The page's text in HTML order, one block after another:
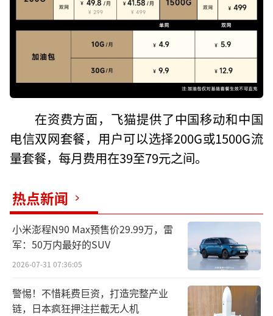
在资费方面，飞猫提供了中国移动和中国
电信双网套餐，用户可以选择200G或1500G流
量套餐，每月费用在39至79元之间。
热点新闻
小米澎程N90 Max预售价29.99万，雷
军：50万内最好的SUV
2026-07-31 07:36:05
警惕！不惜耗费巨资，打造完整产业
链，日本疯狂押注拦截无人机